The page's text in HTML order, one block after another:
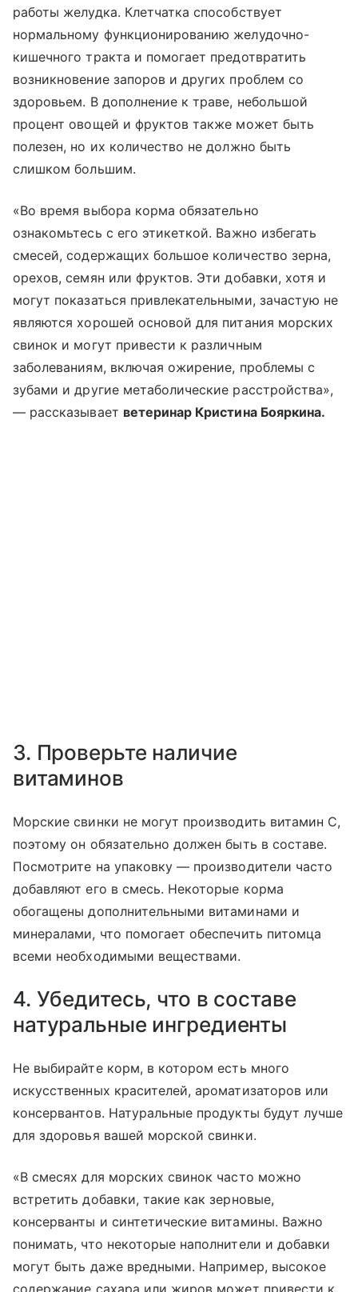
работы желудка. Клетчатка способствует
нормальному функционированию желудочно-
кишечного тракта и помогает предотвратить
возникновение запоров и других проблем со
здоровьем. В дополнение к траве, небольшой
процент овощей и фруктов также может быть
полезен, но их количество не должно быть
слишком большим.
«Во время выбора корма обязательно
ознакомьтесь с его этикеткой. Важно избегать
смесей, содержащих большое количество зерна,
орехов, семян или фруктов. Эти добавки, хотя и
могут показаться привлекательными, зачастую не
являются хорошей основой для питания морских
свинок и могут привести к различным
заболеваниям, включая ожирение, проблемы с
зубами и другие метаболические расстройства»,
— рассказывает ветеринар Кристина Бояркина.
3. Проверьте наличие
витаминов
Морские свинки не могут производить витамин C,
поэтому он обязательно должен быть в составе.
Посмотрите на упаковку — производители часто
добавляют его в смесь. Некоторые корма
обогащены дополнительными витаминами и
минералами, что помогает обеспечить питомца
всеми необходимыми веществами.
4. Убедитесь, что в составе
натуральные ингредиенты
Не выбирайте корм, в котором есть много
искусственных красителей, ароматизаторов или
консервантов. Натуральные продукты будут лучше
для здоровья вашей морской свинки.
«В смесях для морских свинок часто можно
встретить добавки, такие как зерновые,
консерванты и синтетические витамины. Важно
понимать, что некоторые наполнители и добавки
могут быть даже вредными. Например, высокое